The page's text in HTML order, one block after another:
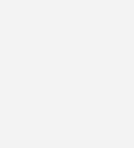
Vidéos : Série